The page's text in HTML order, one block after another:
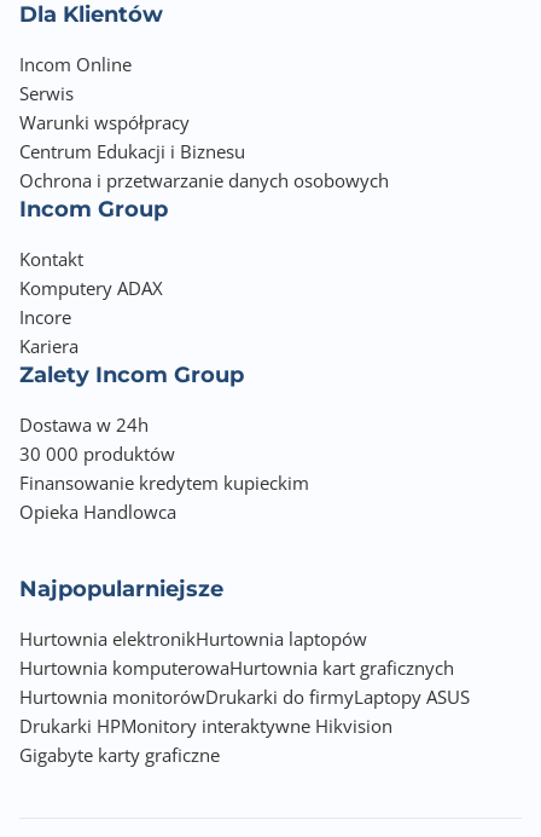
Dla Klientów
Incom Online
Serwis
Warunki współpracy
Centrum Edukacji i Biznesu
Ochrona i przetwarzanie danych osobowych
Incom Group
Kontakt
Komputery ADAX
Incore
Kariera
Zalety Incom Group
Dostawa w 24h
30 000 produktów
Finansowanie kredytem kupieckim
Opieka Handlowca
Najpopularniejsze
Hurtownia elektronikHurtownia laptopów
Hurtownia komputerowaHurtownia kart graficznych
Hurtownia monitorówDrukarki do firmyLaptopy ASUS
Drukarki HPMonitory interaktywne Hikvision
Gigabyte karty graficzne